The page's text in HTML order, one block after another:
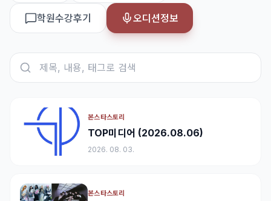
학원수강후기 오디션정보
본스타스토리
TOP미디어 (2026.08.06)
2026. 08. 03.
본스타스토리